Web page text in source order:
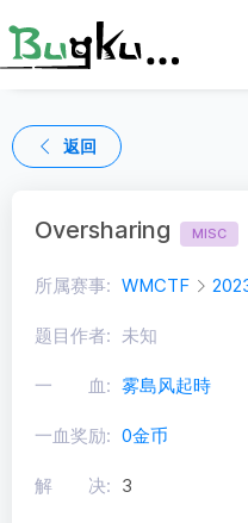
返回
Oversharing MISC
所属赛事: WMCTF
题目作者: 未知
一 血: 雾島风起時
一血奖励: 0金币
解 决: 3